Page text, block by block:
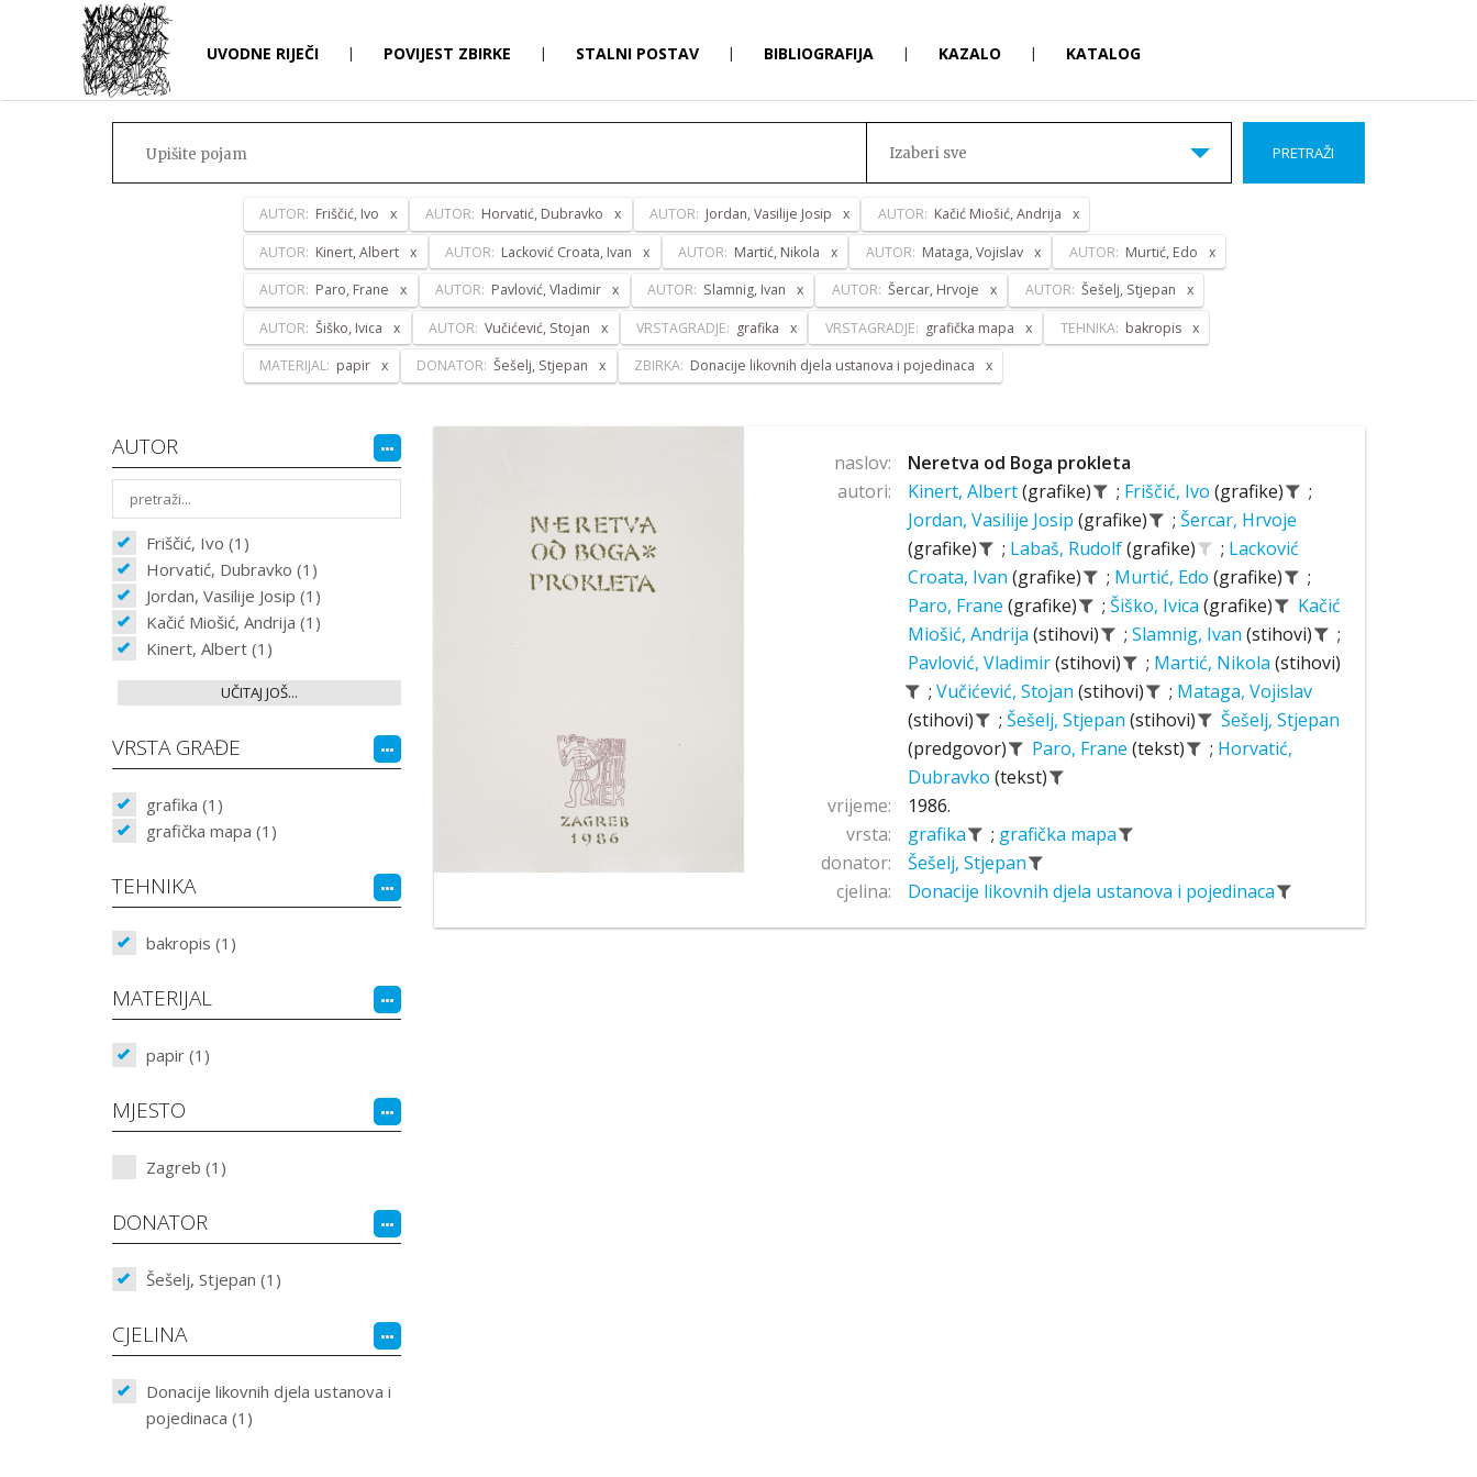
UVODNE RIJEČI | POVIJEST ZBIRKE | STALNI POSTAV | BIBLIOGRAFIJA | KAZALO | KATALOG
Izaberi sve PRETRAŽI
AUTOR: Friščić, Ivo AUTOR: Horvatić, Dubravko AUTOR: Jordan, Vasilije Josip AUTOR: Kačić Miošić, Andrija
AUTOR: Kinert, Albert AUTOR: Lacković Croata, Ivan AUTOR: Martić, Nikola AUTOR: Mataga, Vojislav AUTOR: Murtić, Edo
AUTOR: Paro, Frane AUTOR: Pavlović, Vladimir AUTOR: Slamnig, Ivan AUTOR: Šercar, Hrvoje AUTOR: Šešelj, Stjepan
AUTOR: Šiško, Ivica AUTOR: Vučićević, Stojan VRSTAGRADJE: grafika VRSTAGRADJE: grafička mapa TEHNIKA: bakropis
MATERIJAL: papir DONATOR: Šešelj, Stjepan ZBIRKA: Donacije likovnih djela ustanova i pojedinaca
AUTOR
Friščić, Ivo (1)
Horvatić, Dubravko (1)
Jordan, Vasilije Josip (1)
Kačić Miošić, Andrija (1)
Kinert, Albert (1)
UČITAJ JOŠ...
VRSTA GRAĐE
grafika (1)
grafička mapa (1)
TEHNIKA
bakropis (1)
MATERIJAL
papir (1)
MJESTO
Zagreb (1)
DONATOR
Šešelj, Stjepan (1)
CJELINA
Donacije likovnih djela ustanova i
pojedinaca (1)
naslov:
Neretva od Boga prokleta
autori:
Kinert, Albert(grafike) ; Friščić, Ivo (grafike)
;
Jordan, Vasilije Josip (grafike) ; Šercar, Hrvoje
(grafike)
; Labaš, Rudolf(grafike) ; Lacković
Croata, Ivan (grafike) ; Murtić, Edo (grafike)
;
Paro, Frane (grafike) ; Šiško, Ivica (grafike)
Kačić
Miošić, Andrija (stihovi) ; Slamnig, Ivan (stihovi)
;
Pavlović, Vladimir(stihovi) ; Martić, Nikola (stihovi)
; Vučićević, Stojan (stihovi) ; Mataga, Vojislav
(stihovi)
; Šešelj, Stjepan (stihovi)
Šešelj, Stjepan
(predgovor)
Paro, Frane (tekst) ; Horvatić,
Dubravko (tekst)
vrijeme:
1986.
vrsta:
grafika ; grafička mapa
donator:
Šešelj, Stjepan
cjelina:
Donacije likovnih djela ustanova i pojedinaca